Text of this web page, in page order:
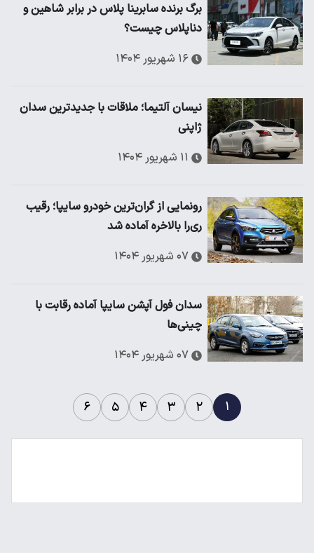
برگ برنده سابرینا پلاس در برابر شاهین و
دناپلاس چیست؟
۱۶ شهریور ۱۴۰۴
نیسان آلتیما؛ ملاقات با جدیدترین سدان
ژاپنی
۱۱ شهریور ۱۴۰۴
رونمایی از گران‌ترین خودرو سایپا؛ رقیب
ری‌را بالاخره آماده شد
۰۷ شهریور ۱۴۰۴
سدان فول آپشن سایپا آماده رقابت با
چینی‌ها
۰۷ شهریور ۱۴۰۴
۱ ۲ ۳ ۴ ۵ ۶